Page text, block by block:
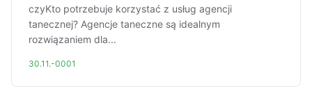
czyKto potrzebuje korzystać z usług agencji
tanecznej? Agencje taneczne są idealnym
rozwiązaniem dla...
30.11.-0001